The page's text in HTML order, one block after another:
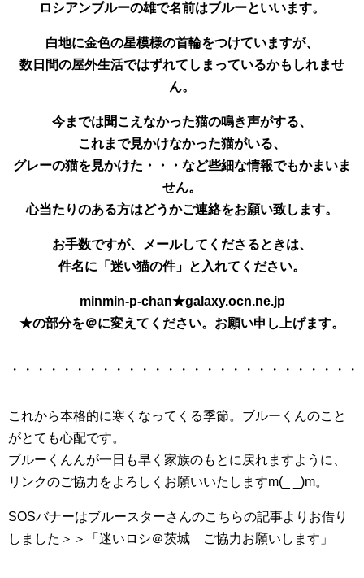
ロシアンブルーの雄で名前はブルーといいます。
白地に金色の星模様の首輪をつけていますが、
数日間の屋外生活ではずれてしまっているかもしれませ
ん。
今までは聞こえなかった猫の鳴き声がする、
これまで見かけなかった猫がいる、
グレーの猫を見かけた・・・など些細な情報でもかまいま
せん。
心当たりのある方はどうかご連絡をお願い致します。
お手数ですが、メールしてくださるときは、
件名に「迷い猫の件」と入れてください。
minmin-p-chan★galaxy.ocn.ne.jp
★の部分を＠に変えてください。お願い申し上げます。
・・・・・・・・・・・・・・・・・・・・・・・・・・・
これから本格的に寒くなってくる季節。ブルーくんのこと
がとても心配です。
ブルーくんんが一日も早く家族のもとに戻れますように、
リンクのご協力をよろしくお願いいたしますm(_ _)m。
SOSバナーはブルースターさんのこちらの記事よりお借り
しました＞＞「迷いロシ＠茨城 ご協力お願いします」